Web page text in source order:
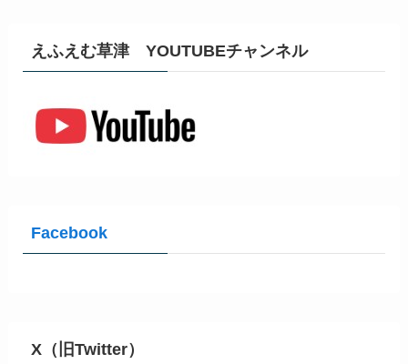
えふえむ草津 YOUTUBEチャンネル
Facebook
X（旧Twitter）